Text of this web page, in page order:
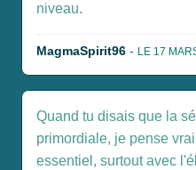
niveau.
MagmaSpirit96 - LE 17
Quand tu disais que la
primordiale, je pense
essentiel, surtout avec